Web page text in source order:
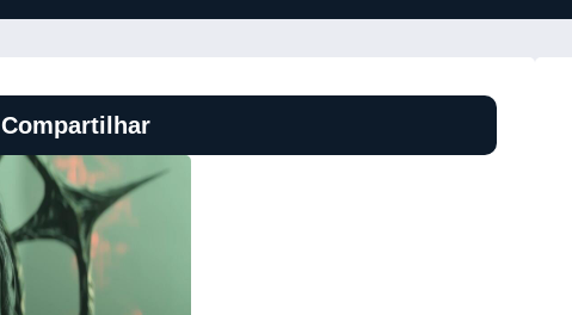
Compartilhar